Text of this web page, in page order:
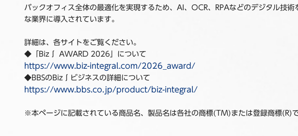
バックオフィス全体の最適化を実現するため、AI、OCR、RPAなどのデジタル技
な業界に導入されています。
詳細は、各サイトをご覧ください。
◆「Biz∫ AWARD 2026」について
https://www.biz-integral.com/2026_award/
◆BBSのBiz∫ビジネスの詳細について
https://www.bbs.co.jp/product/biz-integral/
※本ページに記載されている商品名、製品名は各社の商標(TM)または登録商標(R)で